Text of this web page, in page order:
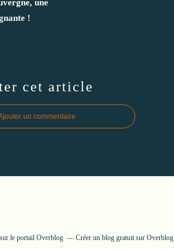
une
!
cet article
un commentaire
sur le portail Overblog Créer un blog gratuit sur Overblog